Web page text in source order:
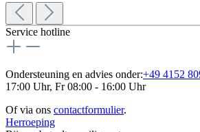
Service hotline
Ondersteuning en advies onder:+49 4152
17:00 Uhr, Fr 08:00 - 16:00 Uhr
Of via ons contactformulier.
Herroeping